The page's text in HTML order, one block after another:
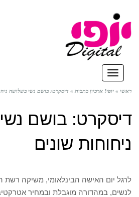
תפריט
ראשי » יופי! ארכיון כתבות » דיסקרט: בושם נשי בשלושה
דיסקרט: בושם
ניחוחות שונים
לרגל יום האישה הבינלאומי, משיקה רשת
לנשים, במהדורה מוגבלת ובמחיר